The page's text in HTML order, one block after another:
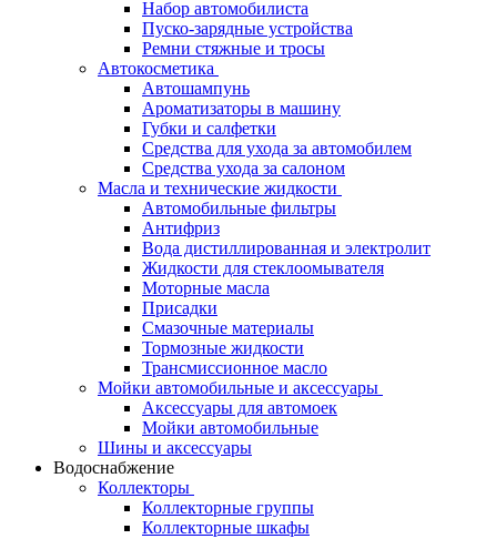
Набор автомобилиста
Пуско-зарядные устройства
Ремни стяжные и тросы
Автокосметика
Автошампунь
Ароматизаторы в машину
Губки и салфетки
Средства для ухода за автомобилем
Средства ухода за салоном
Масла и технические жидкости
Автомобильные фильтры
Антифриз
Вода дистиллированная и электролит
Жидкости для стеклоомывателя
Моторные масла
Присадки
Смазочные материалы
Тормозные жидкости
Трансмиссионное масло
Мойки автомобильные и аксессуары
Аксессуары для автомоек
Мойки автомобильные
Шины и аксессуары
Водоснабжение
Коллекторы
Коллекторные группы
Коллекторные шкафы